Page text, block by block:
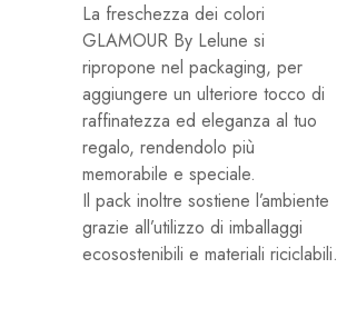
La freschezza dei colori
GLAMOUR By Lelune si
ripropone nel packaging, per
aggiungere un ulteriore tocco di
raffinatezza ed eleganza al tuo
regalo, rendendolo più
memorabile e speciale.
Il pack inoltre sostiene l’ambiente
grazie all’utilizzo di imballaggi
ecosostenibili e materiali riciclabili.